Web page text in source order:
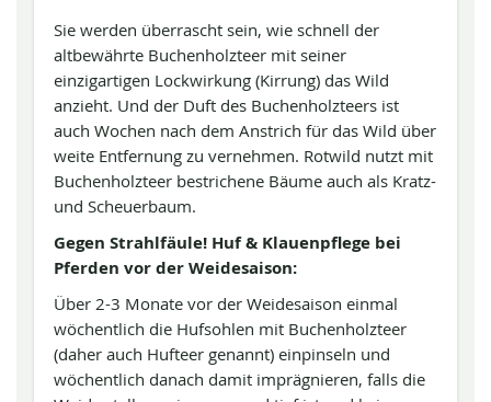
Sie werden überrascht sein, wie schnell der
altbewährte Buchenholzteer mit seiner
einzigartigen Lockwirkung (Kirrung) das Wild
anzieht. Und der Duft des Buchenholzteers ist
auch Wochen nach dem Anstrich für das Wild über
weite Entfernung zu vernehmen. Rotwild nutzt mit
Buchenholzteer bestrichene Bäume auch als Kratz-
und Scheuerbaum.
Gegen Strahlfäule! Huf & Klauenpflege bei
Pferden vor der Weidesaison:
Über 2-3 Monate vor der Weidesaison einmal
wöchentlich die Hufsohlen mit Buchenholzteer
(daher auch Hufteer genannt) einpinseln und
wöchentlich danach damit imprägnieren, falls die